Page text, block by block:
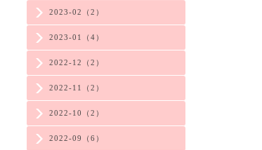
2023-02（2）
2023-01（4）
2022-12（2）
2022-11（2）
2022-10（2）
2022-09（6）